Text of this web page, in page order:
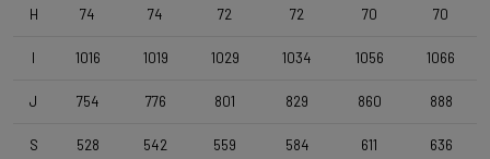
Forza Stratos , 15mm Offset , 350mm , 27,2mm , Black Glossy
Selle Italia Model X , Black
H 74 74 72 72 70 70
I 1016 1019 1029 1034 1056 1066
J 754 776 801 829 860 888
S 528 542 559 584 611 636